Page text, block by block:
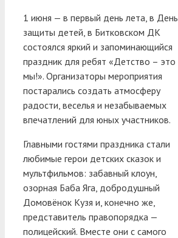
1 июня — в первый день лета, в День
защиты детей, в Битковском ДК
состоялся яркий и запоминающийся
праздник для ребят «Детство – это
мы!». Организаторы мероприятия
постарались создать атмосферу
радости, веселья и незабываемых
впечатлений для юных участников.
Главными гостями праздника стали
любимые герои детских сказок и
мультфильмов: забавный клоун,
озорная Баба Яга, добродушный
Домовёнок Кузя и, конечно же,
представитель правопорядка —
полицейский. Вместе они с самого